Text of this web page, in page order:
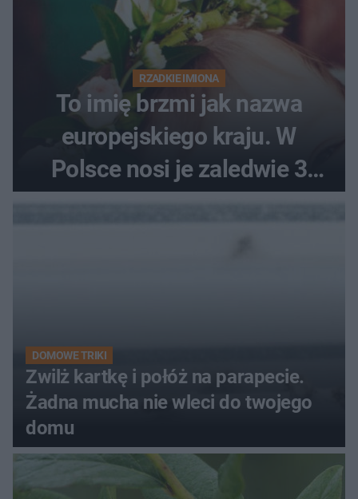
RZADKIE IMIONA
To imię brzmi jak nazwa
europejskiego kraju. W
Polsce nosi je zaledwie 3
DOMOWE TRIKI
Zwilż kartkę i połóż na parapecie.
Żadna mucha nie wleci do twojego
domu